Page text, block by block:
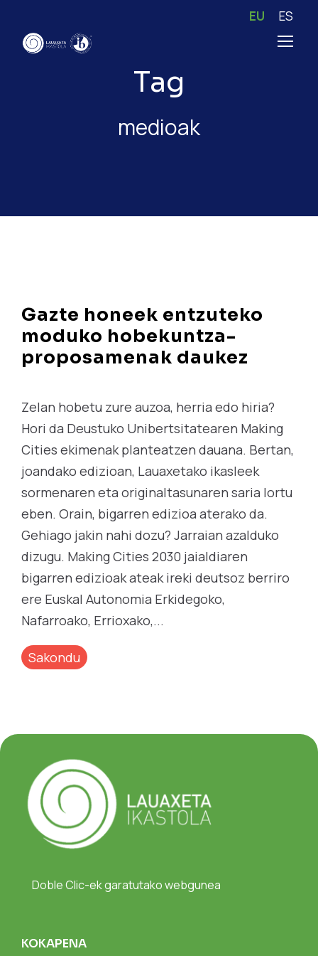
EU ES
Tag
medioak
Gazte honeek entzuteko
moduko hobekuntza-
proposamenak daukez
Zelan hobetu zure auzoa, herria edo hiria?
Hori da Deustuko Unibertsitatearen Making
Cities ekimenak planteatzen dauana. Bertan,
joandako edizioan, Lauaxetako ikasleek
sormenaren eta originaltasunaren saria lortu
eben. Orain, bigarren edizioa aterako da.
Gehiago jakin nahi dozu? Jarraian azalduko
dizugu. Making Cities 2030 jaialdiaren
bigarren edizioak ateak ireki deutsoz berriro
ere Euskal Autonomia Erkidegoko,
Nafarroako, Errioxako,...
Sakondu
Doble Clic-ek garatutako webgunea
KOKAPENA